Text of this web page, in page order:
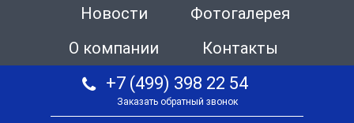
Новости
Фотогалерея
О компании
Контакты
+7 (499) 398 22 54
Заказать обратный звонок